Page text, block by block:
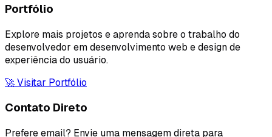
Portfólio
Explore mais projetos e aprenda sobre o trabalho do
desenvolvedor em desenvolvimento web e design de
experiência do usuário.
🚀Visitar Portfólio
Contato Direto
Prefere email? Envie uma mensagem direta para